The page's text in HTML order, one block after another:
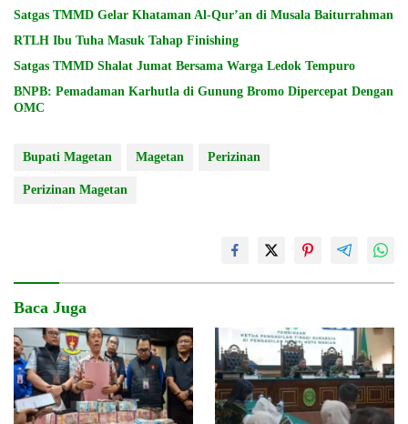
Satgas TMMD Gelar Khataman Al-Qur’an di Musala Baiturrahman
RTLH Ibu Tuha Masuk Tahap Finishing
Satgas TMMD Shalat Jumat Bersama Warga Ledok Tempuro
BNPB: Pemadaman Karhutla di Gunung Bromo Dipercepat Dengan
OMC
Bupati Magetan Magetan Perizinan
Perizinan Magetan
Baca Juga